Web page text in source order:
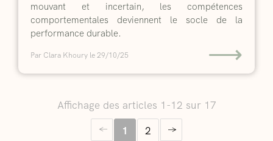
mouvant et incertain, les compétences
comportementales deviennent le socle de la
performance durable.
Par Clara Khoury le 29/10/25 ⟶
Affichage des articles 1-12 sur 17
1
2